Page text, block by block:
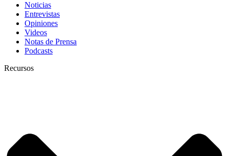
Noticias
Entrevistas
Opiniones
Videos
Notas de Prensa
Podcasts
Recursos